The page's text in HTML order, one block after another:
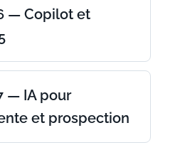
— Copilot et
— IA pour
et prospection